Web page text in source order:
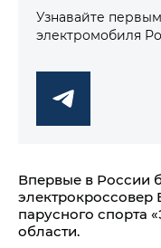
Узнавайте
электромобиля
Впервые в России
электрокроссовер
парусного спорта
области.